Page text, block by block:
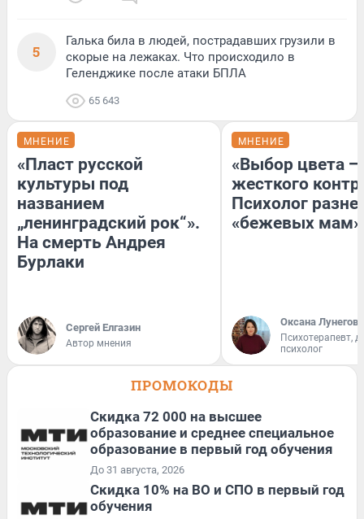
5
Галька била в людей, пострадавших грузили в
скорые на лежаках. Что происходило в
Геленджике после атаки БПЛА
65 643
МНЕНИЕ
«Пласт русской
культуры под
названием
„ленинградский рок“».
На смерть Андрея
Бурлаки
Сергей Елгазин
Автор мнения
МНЕНИЕ
«Выбор цвета —
жесткого
Психолог
«бежевых мам»
Оксана Лунегова
Психотерапевт,
психолог
ПРОМОКОДЫ
Скидка 72 000 на высшее
образование и среднее специальное
образование в первый год обучения
До 31 августа, 2026
Скидка 10% на ВО и СПО в первый год
обучения